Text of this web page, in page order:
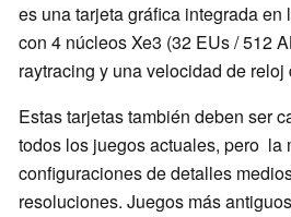
es una tarjeta gráfica integrada
con 4 núcleos Xe3 (32 EUs / 512
raytracing y una velocidad de reloj
Estas tarjetas también deben ser
todos los juegos actuales, pero la
configuraciones de detalles
resoluciones. Juegos más